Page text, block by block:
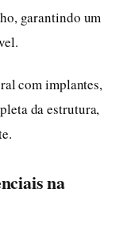
garantindo um
com implantes,
da estrutura,
na